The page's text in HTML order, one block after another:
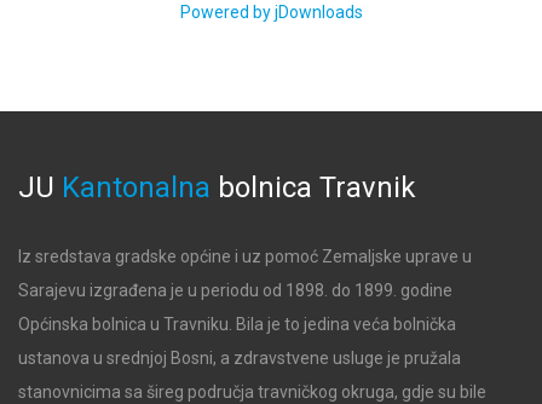
Powered by jDownloads
JU Kantonalna bolnica Travnik
Iz sredstava gradske općine i uz pomoć Zemaljske uprave u
Sarajevu izgrađena je u periodu od 1898. do 1899. godine
Općinska bolnica u Travniku. Bila je to jedina veća bolnička
ustanova u srednjoj Bosni, a zdravstvene usluge je pružala
stanovnicima sa šireg područja travničkog okruga, gdje su bile